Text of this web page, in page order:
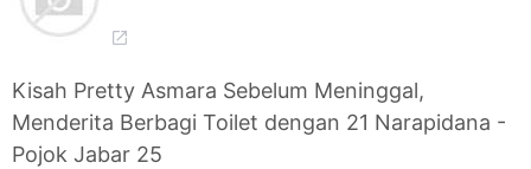
Kisah Pretty Asmara Sebelum Meninggal,
Menderita Berbagi Toilet dengan 21 Narapidana -
Pojok Jabar 25